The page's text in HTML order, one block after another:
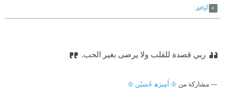
أوافق
ربي قصدة للقلب ولا يرضى بغير الحب.
مشاركة من ♔ أَمِيرَﮪ حُسَيْن ♔